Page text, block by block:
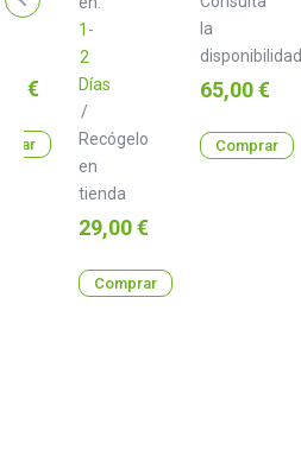
€
1-
2
Días
/
Recógelo
en
tienda
Precio
29,00 €
Comprar
la
disponibilidad
Precio
65,00 €
Comprar